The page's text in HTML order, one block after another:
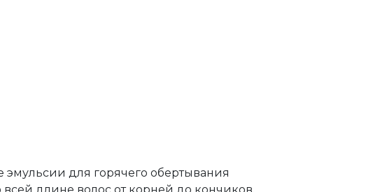
для горячего обертывания